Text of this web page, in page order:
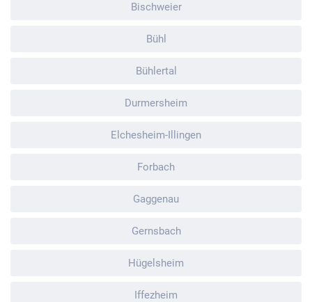
Bischweier
Bühl
Bühlertal
Durmersheim
Elchesheim-Illingen
Forbach
Gaggenau
Gernsbach
Hügelsheim
Iffezheim